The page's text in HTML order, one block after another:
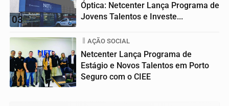
03
Óptica: Netcenter Lança Programa de
Jovens Talentos e Investe...
04
AÇÃO SOCIAL
Netcenter Lança Programa de
Estágio e Novos Talentos em Porto
Seguro com o CIEE